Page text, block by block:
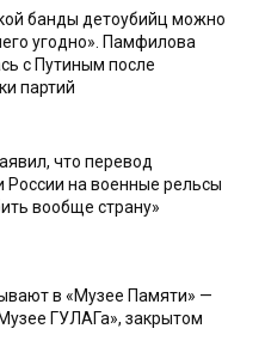
банды детоубийц можно
угодно». Памфилова
с Путиным после
партий
что перевод
России на военные рельсы
вообще страну»
в «Музее Памяти» —
ГУЛАГа», закрытом